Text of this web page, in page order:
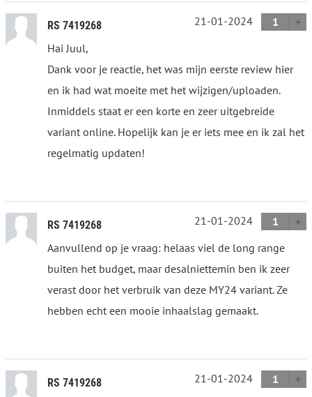
RS 7419268 21-01-2024
1
Hai Juul,
Dank voor je reactie, het was mijn eerste review hier
en ik had wat moeite met het wijzigen/uploaden.
Inmiddels staat er een korte en zeer uitgebreide
variant online. Hopelijk kan je er iets mee en ik zal het
regelmatig updaten!
RS 7419268 21-01-2024
1
Aanvullend op je vraag: helaas viel de long range
buiten het budget, maar desalniettemin ben ik zeer
verast door het verbruik van deze MY24 variant. Ze
hebben echt een mooie inhaalslag gemaakt.
RS 7419268 21-01-2024
1